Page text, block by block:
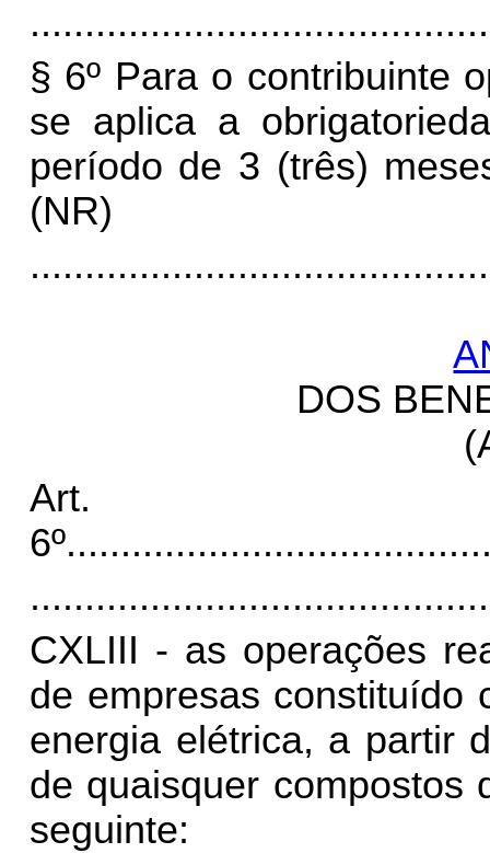
§ 6º Para o contribuinte
se aplica a
período de 3 (três)
(NR)
DOS
Art.
6º
CXLIII - as operações
de empresas constituído
energia elétrica, a partir
de quaisquer compostos
seguinte: